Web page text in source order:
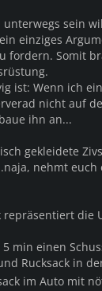
sein
einziges
fordern. Somit
ist: Wenn ich
nicht auf
ihn an...
gekleidete
nehmt euch
repräsentiert die
min einen
Rucksack in
im Auto mit